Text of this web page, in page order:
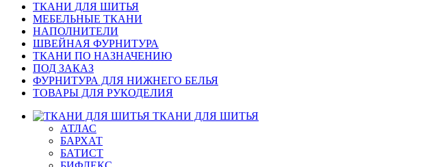
ТКАНИ ДЛЯ ШИТЬЯ
МЕБЕЛЬНЫЕ ТКАНИ
НАПОЛНИТЕЛИ
ШВЕЙНАЯ ФУРНИТУРА
ТКАНИ ПО НАЗНАЧЕНИЮ
ПОД ЗАКАЗ
ФУРНИТУРА ДЛЯ НИЖНЕГО БЕЛЬЯ
ТОВАРЫ ДЛЯ РУКОДЕЛИЯ
ТКАНИ ДЛЯ ШИТЬЯ
АТЛАС
БАРХАТ
БАТИСТ